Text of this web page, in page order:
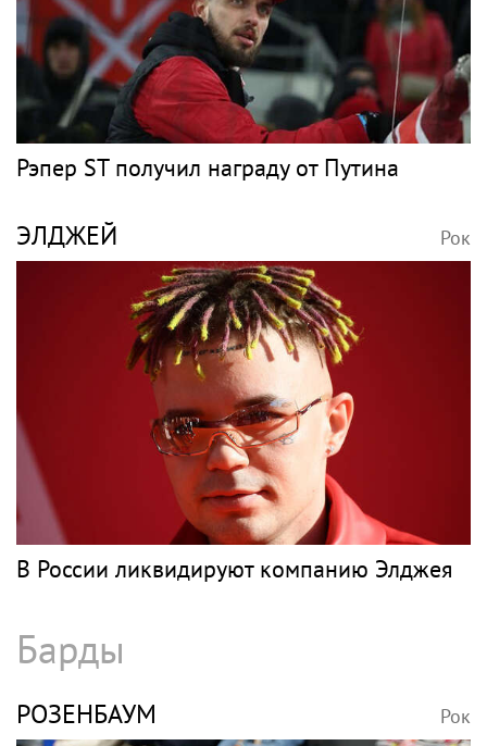
Рэпер ST получил награду от Путина
ЭЛДЖЕЙ Рок
В России ликвидируют компанию Элджея
Барды
РОЗЕНБАУМ Рок